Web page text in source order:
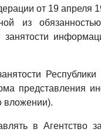
от 19 апреля
из
занятости
представления
вложении).
в Агентство